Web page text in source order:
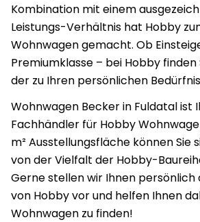
Kombination mit einem
Leistungs-Verhältnis hat Hobby
Wohnwagen gemacht. Ob
Premiumklasse – bei Hobby finden
der zu Ihren persönlichen
Wohnwagen Becker in Fuldatal ist
Fachhändler für Hobby
m² Ausstellungsfläche können Sie
von der Vielfalt der Hobby-
Gerne stellen wir Ihnen persönlich
von Hobby vor und helfen Ihnen
Wohnwagen zu finden!